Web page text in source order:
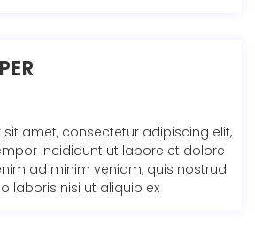
amet, consectetur adipiscing elit,
incididunt ut labore et dolore
ad minim veniam, quis nostrud
laboris nisi ut aliquip ex